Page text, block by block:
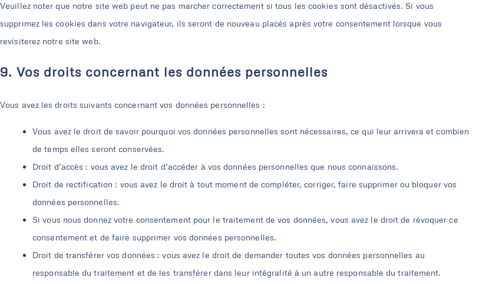
Veuillez noter que notre site web peut ne pas marcher correctement si tous les cookies sont désactivés. Si vous
supprimez les cookies dans votre navigateur, ils seront de nouveau placés après votre consentement lorsque vous
revisiterez notre site web.
9. Vos droits concernant les données personnelles
Vous avez les droits suivants concernant vos données personnelles :
Vous avez le droit de savoir pourquoi vos données personnelles sont nécessaires, ce qui leur arrivera et combien
de temps elles seront conservées.
Droit d’accès : vous avez le droit d’accéder à vos données personnelles que nous connaissons.
Droit de rectification : vous avez le droit à tout moment de compléter, corriger, faire supprimer ou bloquer vos
données personnelles.
Si vous nous donnez votre consentement pour le traitement de vos données, vous avez le droit de révoquer ce
consentement et de faire supprimer vos données personnelles.
Droit de transférer vos données : vous avez le droit de demander toutes vos données personnelles au
responsable du traitement et de les transférer dans leur intégralité à un autre responsable du traitement.